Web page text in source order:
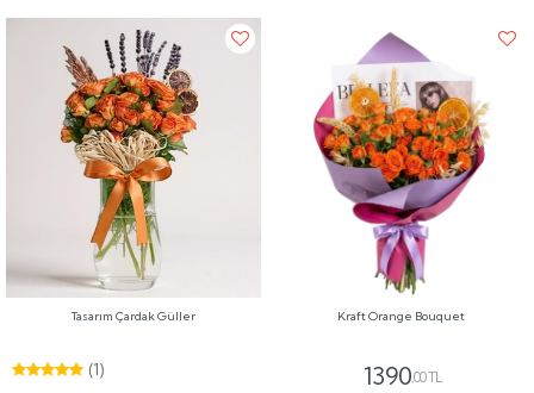
Tasarım Çardak Güller
(1)
Kraft Orange Bouquet
1390,00 TL